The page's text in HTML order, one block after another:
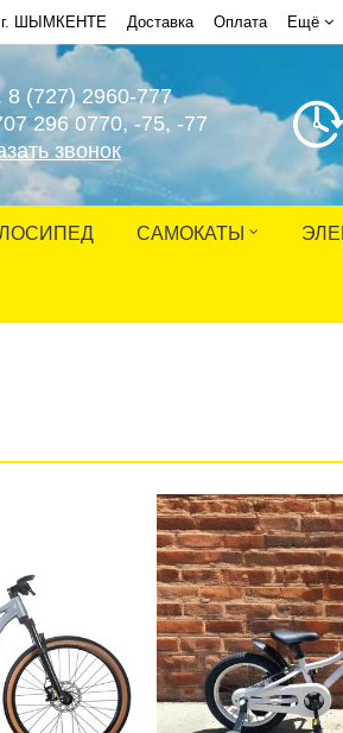
г. ШЫМКЕНТЕ Доставка Оплата Ещё
8 (727) 2960-777
296 0770, -75, -77
звонок
САМОКАТЫ